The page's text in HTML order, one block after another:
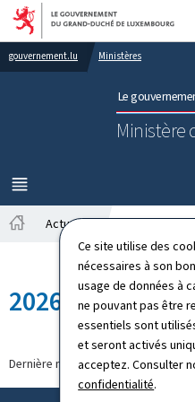
Ce site utilise des
nécessaires à son
usage de données à
ne pouvant pas être
essentiels sont
et seront activés
acceptez. Consulter
confidentialité.
Aller au
Aller au
gouvernement.lu Ministères
Le
Ministère
MENU
PRINCIPAL
Actualités 2026
2026
Dernière modification le30.01.2026